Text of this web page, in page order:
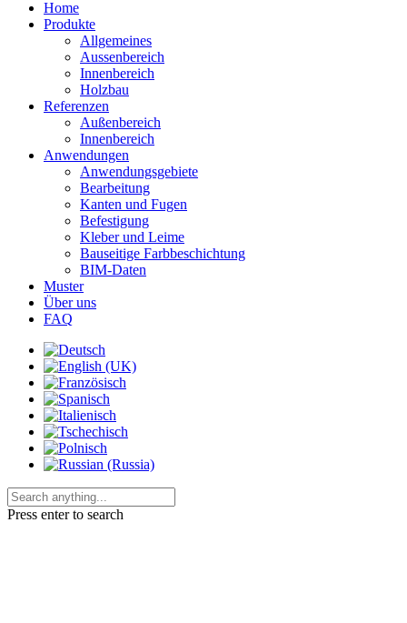
Home
Produkte
Allgemeines
Aussenbereich
Innenbereich
Holzbau
Referenzen
Außenbereich
Innenbereich
Anwendungen
Anwendungsgebiete
Bearbeitung
Kanten und Fugen
Befestigung
Kleber und Leime
Bauseitige Farbbeschichtung
BIM-Daten
Muster
Über uns
FAQ
Press enter to search